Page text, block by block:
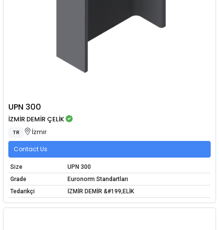
UPN 300
İZMİR DEMİR ÇELİK
TR İzmir
Contact Us
Size
UPN 300
Grade
Euronorm Standartları
Tedarikçi
İZMİR DEMİR &#199;ELİK